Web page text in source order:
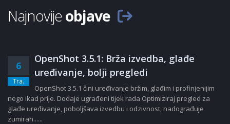
Najnovijeobjave
6
Tra.
OpenShot 3.5.1: Brža izvedba, glađe
uređivanje, bolji pregledi
OpenShot 3.5.1 čini uređivanje bržim, glađim i profinjenijim
nego ikad prije. Dodaje ugrađeni tijek rada Optimiziraj pregled za
glađe uređivanje, poboljšava izvedbu i odzivnost, nadograđuje
zumiran......